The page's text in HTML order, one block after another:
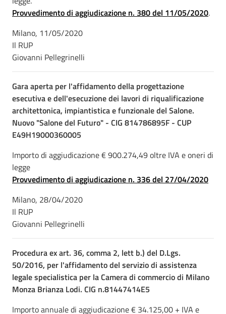
Provvedimento di aggiudicazione n. 380 del 11/05/2020.
Milano, 11/05/2020
Il RUP
Giovanni Pellegrinelli
Gara aperta per l'affidamento della progettazione
esecutiva e dell'esecuzione dei lavori di riqualificazione
architettonica, impiantistica e funzionale del Salone.
Nuovo "Salone del Futuro" - CIG 814786895F - CUP
E49H19000360005
Importo di aggiudicazione € 900.274,49 oltre IVA e oneri di
legge
Provvedimento di aggiudicazione n. 336 del 27/04/2020
Milano, 28/04/2020
Il RUP
Giovanni Pellegrinelli
Procedura ex art. 36, comma 2, lett b.) del D.Lgs.
50/2016, per l'affidamento del servizio di assistenza
legale specialistica per la Camera di commercio di Milano
Monza Brianza Lodi. CIG n.81447414E5
Importo annuale di aggiudicazione € 34.125,00 + IVA e